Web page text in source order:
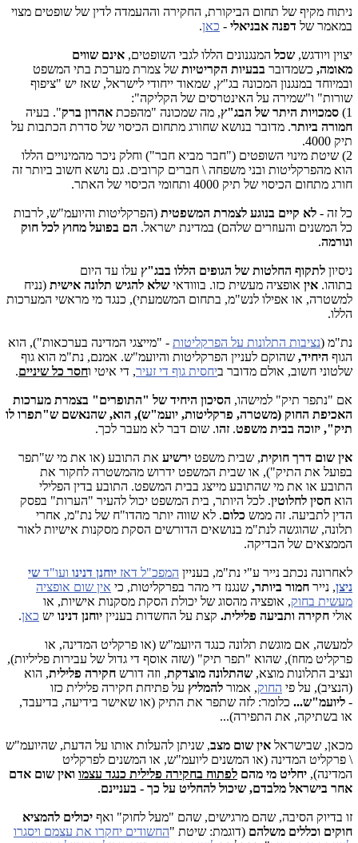
ניתוח מקיף של תחום הביקורת, החקירה וההעמדה לדין של שופטים מצוי
במאמר של דפנה אבניאלי - כאן.
יצוין ויודגש, שכל המנגנונים הללו לגבי השופטים, אינם שווים
מאומה, כשמדובר בבעיות הקריטיות של צמרת מערכת בתי המשפט
ובמיוחד במנגנון המכונה בג"ץ, שמאוד ייחודי לישראל, שאז יש "ציפוף
שורות" ו"שמירה על האינטרסים של הקליקה":
1) סמכויות היתר של הבג"ץ, מה שמכונה "מהפכת אהרון ברק". בעיה
חמורה ביותר. מדובר בנושא שחורג מתחום הכיסוי של סדרת הכתבות על
תיק 4000.
2) שיטת מינוי השופטים ("חבר מביא חבר") וחלק ניכר מהמינויים הללו
הוא מהפרקליטות ובני משפחה \ חברים קרובים. גם נושא חשוב ביותר זה
חורג מתחום הכיסוי של תיק 4000 ותחומי הכיסוי של האתר.
כל זה - לא קיים בנוגע לצמרת המשפטית (הפרקליטות והיועמ"ש, לרבות
כל המשנים והעוזרים שלהם) במדינת ישראל. הם בפועל מחוץ לכל חוק
ונורמה.
ניסיון לתקוף החלטות של הגופים הללו בבג"ץ עלו עד היום
בתוהו. אין אופציה מעשית כזו. בווודאי שלא להגיש תלונה אישית (נניח
למשטרה, או אפילו לנש"מ, בתחום המשמעתי), כנגד מי מראשי המערכות
הללו.
נת"מ (נציבות התלונות על הפרקליטות - "מייצגי המדינה בערכאות"), הוא
הגוף היחיד, שהוקם לעניין הפרקליטות והיועמ"ש. אמנם, נת"מ הוא גוף
שלטוני חשוב, אולם מדובר ביחסית גוף די זעיר, די איטי וחסר כל שיניים.
אם "נתפר תיק" למישהו, הסיכון היחיד של "התופרים" בצמרת מערכות
האכיפת החוק (משטרה, פרקליטות, יועמ"ש), הוא, שהנאשם ש"תפרו לו
תיק", יזוכה בבית משפט. זהו. שום דבר לא מעבר לכך.
אין שום דרך חוקית, שבית משפט ירשיע את התובע (או את מי ש"תפר
בפועל את התיק"), או שבית המשפט ידרוש מהמשטרה לחקור את
התובע או את מי שהתובע מייצג בבית המשפט. התובע בדין הפלילי
הוא חסין לחלוטין. לכל היותר, בית המשפט יכול להעיר "הערות" בפסק
הדין לתביעה. זה ממש כלום. לא שווה יותר מהדו"ח של נת"מ, אחרי
תלונה, שהוגשה לנת"מ בנושאים הדורשים הסקת מסקנות אישיות לאור
הממצאים של הבדיקה.
לאחרונה נכתב נייר ע"י נת"מ, בעניין המפכ"ל דאז יוחנן דנינו ועו"ד שי
ניצן, נייר חמור ביותר, שנגנז די מהר בפרקליטות, כי אין שום אופציה
מעשית בחוק, אופציה מהסוג של יכולת הסקת מסקנות אישיות, או
אולי חקירה ותביעה פלילית. קצת על החשדות בעניין יוחנן דנינו יש כאן.
למעשה, אם מוגשת תלונה כנגד היועמ"ש (או פרקליט המדינה, או
פרקליט מחוז), שהוא "תפר תיק" (שזה אוסף די גדול של עבירות פליליות),
ונציב התלונות מוצא, שהתלונה מוצדקת, וזה דורש חקירה פלילית, הוא
(הנציב), על פי החוק, אמור להמליץ על פתיחת חקירה פלילית כזו
- ליועמ"ש... כלומר: לזה שתפר את התיק (או שאישר בידיעה, בדיעבד,
או בשתיקה, את התפירה)...
מכאן, שבישראל אין שום מצב, שניתן להעלות אותו על הדעת, שהיועמ"ש
\ פרקליט המדינה (או המשנים ליועמ"ש, או המשנים לפרקליט
המדינה), יחליט מי מהם לפתוח בחקירה פלילית כנגד עצמו ואין שום אדם
אחר בישראל מלבדם, שיכול להחליט על כך - בעניינם.
זו בדיוק הסיבה, שהם מרגישים, שהם "מעל לחוק" ואף יכולים להמציא
חוקים וכללים משלהם (דוגמת: שיטת "החשודים יחקרו את עצמם ויסגרו